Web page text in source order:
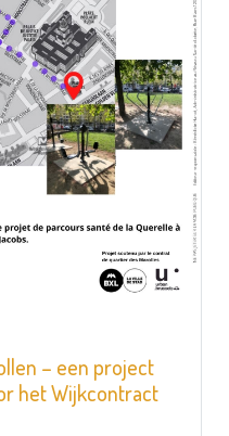
– een project
het Wijkcontract